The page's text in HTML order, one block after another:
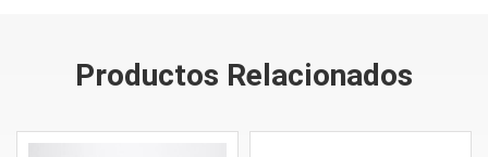
Productos Relacionados